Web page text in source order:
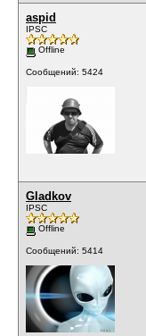
aspid
IPSC
Offline
Сообщений: 5424
Gladkov
IPSC
Offline
Сообщений: 5414